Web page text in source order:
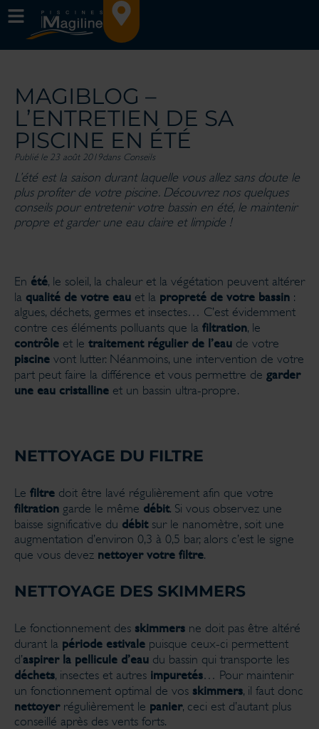
MAGIBLOG –
L’ENTRETIEN DE SA
PISCINE EN ÉTÉ
Publié le 23 août 2019dans Conseils
L’été est la saison durant laquelle vous allez sans doute le
plus profiter de votre piscine. Découvrez nos quelques
conseils pour entretenir votre bassin en été, le maintenir
propre et garder une eau claire et limpide !
En été, le soleil, la chaleur et la végétation peuvent altérer
la qualité de votre eau et la propreté de votre bassin :
algues, déchets, germes et insectes… C’est évidemment
contre ces éléments polluants que la filtration, le
contrôle et le traitement régulier de l’eau de votre
piscine vont lutter. Néanmoins, une intervention de votre
part peut faire la différence et vous permettre de garder
une eau cristalline et un bassin ultra-propre.
NETTOYAGE DU FILTRE
Le filtre doit être lavé régulièrement afin que votre
filtration garde le même débit. Si vous observez une
baisse significative du débitsur le nanomètre, soit une
augmentation d’environ 0,3 à 0,5 bar, alors c’est le signe
que vous devez nettoyer votre filtre.
NETTOYAGE DES SKIMMERS
Le fonctionnement des skimmers ne doit pas être altéré
durant la période estivale puisque ceux-ci permettent
d’aspirer la pellicule d’eau du bassin qui transporte les
déchets, insectes et autres impuretés… Pour maintenir
un fonctionnement optimal de vos skimmers, il faut donc
nettoyerrégulièrement le panier, ceci est d’autant plus
conseillé après des vents forts.